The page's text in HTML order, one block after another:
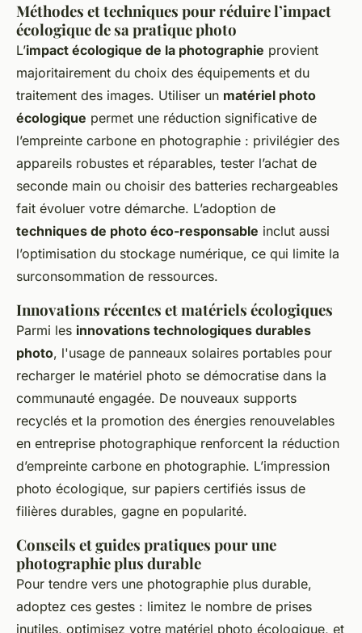
Méthodes et techniques pour réduire l’impact
écologique de sa pratique photo
L’impact écologique de la photographie provient
majoritairement du choix des équipements et du
traitement des images. Utiliser un matériel photo
écologique permet une réduction significative de
l’empreinte carbone en photographie : privilégier des
appareils robustes et réparables, tester l’achat de
seconde main ou choisir des batteries rechargeables
fait évoluer votre démarche. L’adoption de
techniques de photo éco-responsable inclut aussi
l’optimisation du stockage numérique, ce qui limite la
surconsommation de ressources.
Innovations récentes et matériels écologiques
Parmi les innovations technologiques durables
photo, l'usage de panneaux solaires portables pour
recharger le matériel photo se démocratise dans la
communauté engagée. De nouveaux supports
recyclés et la promotion des énergies renouvelables
en entreprise photographique renforcent la réduction
d’empreinte carbone en photographie. L’impression
photo écologique, sur papiers certifiés issus de
filières durables, gagne en popularité.
Conseils et guides pratiques pour une
photographie plus durable
Pour tendre vers une photographie plus durable,
adoptez ces gestes : limitez le nombre de prises
inutiles, optimisez votre matériel photo écologique, et